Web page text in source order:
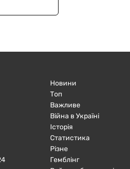
Новини
Топ
Важливе
Війна в Україні
Історія
Статистика
Різне
Гемблінг